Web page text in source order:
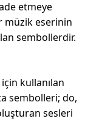
etmeye
müzik eserinin
sembollerdir.
kullanılan
sembolleri; do,
sesleri